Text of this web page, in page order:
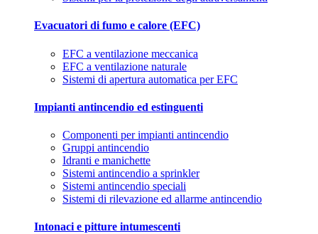
Evacuatori di fumo e calore (EFC)
EFC a ventilazione meccanica
EFC a ventilazione naturale
Sistemi di apertura automatica per EFC
Impianti antincendio ed estinguenti
Componenti per impianti antincendio
Gruppi antincendio
Idranti e manichette
Sistemi antincendio a sprinkler
Sistemi antincendio speciali
Sistemi di rilevazione ed allarme antincendio
Intonaci e pitture intumescenti